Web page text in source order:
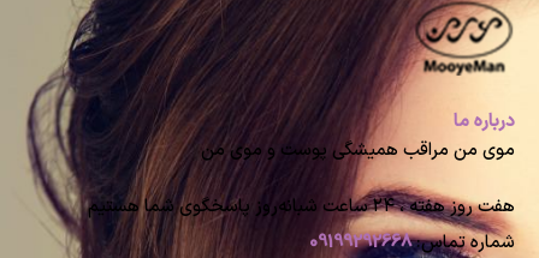
درباره ما
موی من مراقب همیشگی پوست و موی من
هفت روز هفته ، ۲۴ ساعت شبانه‌روز پاسخگوی شما هستیم
شماره تماس:09199292668